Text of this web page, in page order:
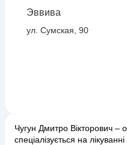
Эввива
ул. Сумская, 90
Чугун Дмитро Вікторович –
спеціалізується на